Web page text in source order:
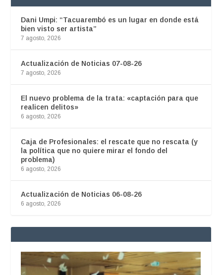
Dani Umpi: “Tacuarembó es un lugar en donde está
bien visto ser artista”
7 agosto, 2026
Actualización de Noticias 07-08-26
7 agosto, 2026
El nuevo problema de la trata: «captación para que
realicen delitos»
6 agosto, 2026
Caja de Profesionales: el rescate que no rescata (y
la política que no quiere mirar el fondo del
problema)
6 agosto, 2026
Actualización de Noticias 06-08-26
6 agosto, 2026